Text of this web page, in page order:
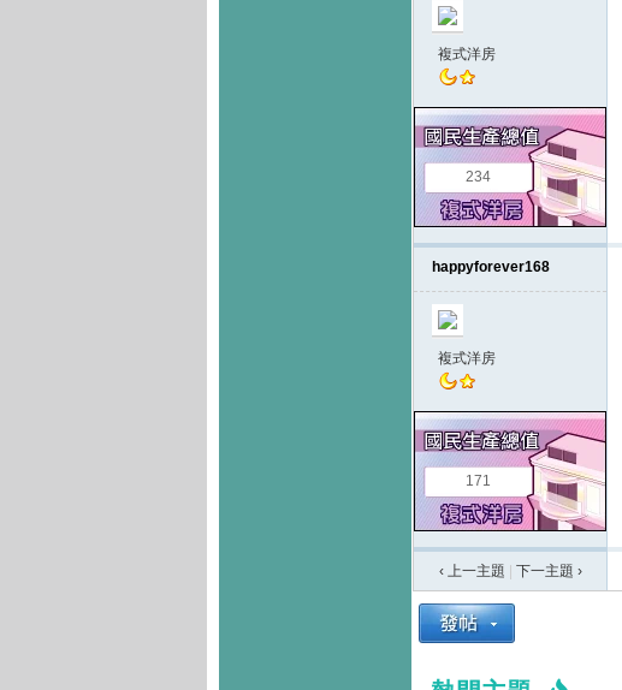
複式洋房
234
happyforever168
複式洋房
171
‹ 上一主題
下一主題 ›